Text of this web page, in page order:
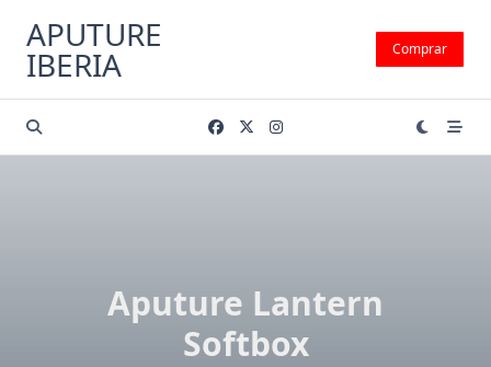
contenido
APUTURE
IBERIA Comprar
Aputure Lantern
Softbox